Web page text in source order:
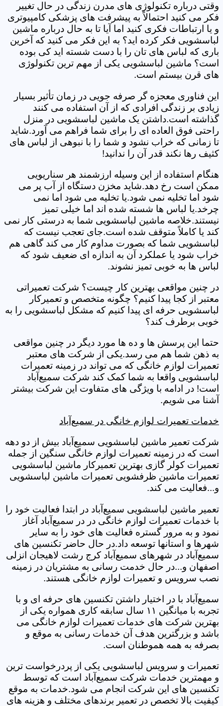
وقتی درباره تکنولوژی های مدرن زندگی در حال تغییر
فکر می کنید احتمالاً به پیشرفت های پزشکی کامپیوتری
و یا ارتباطات فکری کنید اما آیا تا به حال درباره ماشین
لباسشویی فکر کرده اید؟ به این فکر می کنید که آخرین
باری که لباس های تان را با دست شسته اید کی بوده
است؟ ماشین لباسشویی یکی از مهم ترین تکنولوژی
های قرن بیستم است.
این فناوری معجزه گر صرفه جویی در زمان تأثیر بسیار
زیادی بر زندگی افرادی که از آن استفاده می کنند
گذاشته است.داشتن یک ماشین لباسشویی در منزل
راحتی فوق العاده ای را برای شما فراهم می آورد.شاید
تا زمانی که خراب نشود و شما را با نبوهی از لباس های
کثیف رها نکند قدر آن را ندانید!
هنگام استفاده از این وسیله ارزشمند هر سناریویی
ممکن است رخ دهد.شاید مخزن دستگاه از آب پر می
شود اما تخلیه نمی شود.یا تخلیه می شود اما نمی
چرخد.یا لباس ها شسته شده اند اما خیلی تمیز
نیستند.خلاصه ماشین لباسشویی شما به درستی کار نمی
کند یا کاملاً متوقف شده است.جای تعجب نیست که
لباسشویی شما که بصورت مداوم کار می کند گاهی هم
خراب شود یا عملکرد آن به اندازه ای ضعیف شود که
لباس ها به خوبی تمیز نشوند.
در چنین مواقعی بهترین کار چیست؟ شرکت تعمیراتی
معتبر از کجا پیدا کنیم؟ چگونه متخصص و تعمیرکار
لباسشویی حرفه ای پیدا کنیم که مشکل لباسشویی را به
خوبی برطرف کند؟
حتما این پرسش ها و ده ها مورد دیگر در چنین مواقعی
به ذهن شما هم می رسد.یکی از شرکت های معتبر
تعمیرات لوازم خانگی که می تواند در زمینه تعمیرات
لباسشویی واقعا به شما کمک کند شرکت سمیع‌آباد
است! در ادامه با ویژگی های متفاوت این شرکت بیشتر
آشنا می شویم.
خدمات تعمیرات لوازم خانگی در سمیع‌آباد
شرکت تعمیر ماشین لباسشویی سمیع‌آباد بیش از دو دهه
است که در زمینه تعمیرات لوازم خانگی سنگین از جمله
تعمیرات کولر گازی بهترین تعمیرکار ماشین لباسشویی
تعمیرات ماشین ظرفشویی تعمیرات ماشین لباسشویی
و...فعالیت می کند.
تعمیر ماشین لباسشویی سمیع‌آباد در ابتدا فعالیت خود را
با خدمات تعمیرات لوازم خانگی در در سمیع‌آباد آغاز
نمود و به مرور گستره فعالیت های خود را به سایر
شهرها و استانها توسعه داد.در حال حاضر تکنسین های
سمیع‌آباد در شهرهای سمیع‌آباد کرج رشت لاهیجان انزلی
اصفهان و...در حال خدمت رسانی به مشتریان در زمینه
نصب سرویس و تعمیرات لوازم خانگی هستند.
سمیع‌آباد با در اختیار داشتن تکنسین های حرفه ای و با
تجربه با میانگین ۱۱ سال سابقه کاری همواره یکی از
بهترین شرکت های خدمات تعمیرات لوازم خانگی می
باشد و بزرگترین هدف آن خدمات رسانی به موقع و
بصرفه به همه هموطنان است.
تعمیرات و سرویس لباسشویی یکی از پردرخواست ترین
و مهمترین خدمات شرکت سمیع‌آباد است که توسط
تکنسین های این شرکت انجام می شود.خدمات به موقع
کیفیت بالا تخصص در تعمیر برندهای مختلف و هزینه های